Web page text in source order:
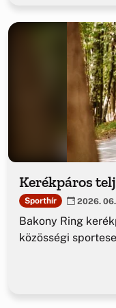
Kerékpáros
Sporthír 2026. 06.
Bakony Ring
közösségi